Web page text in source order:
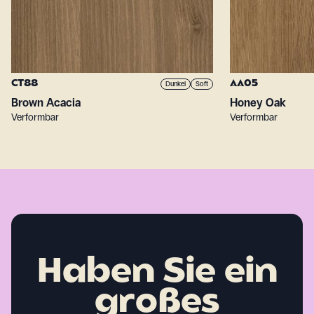
CT88 Dunkel Soft
Brown Acacia
Verformbar
AA05
Honey Oak
Verformbar
Haben Sie ein
großes